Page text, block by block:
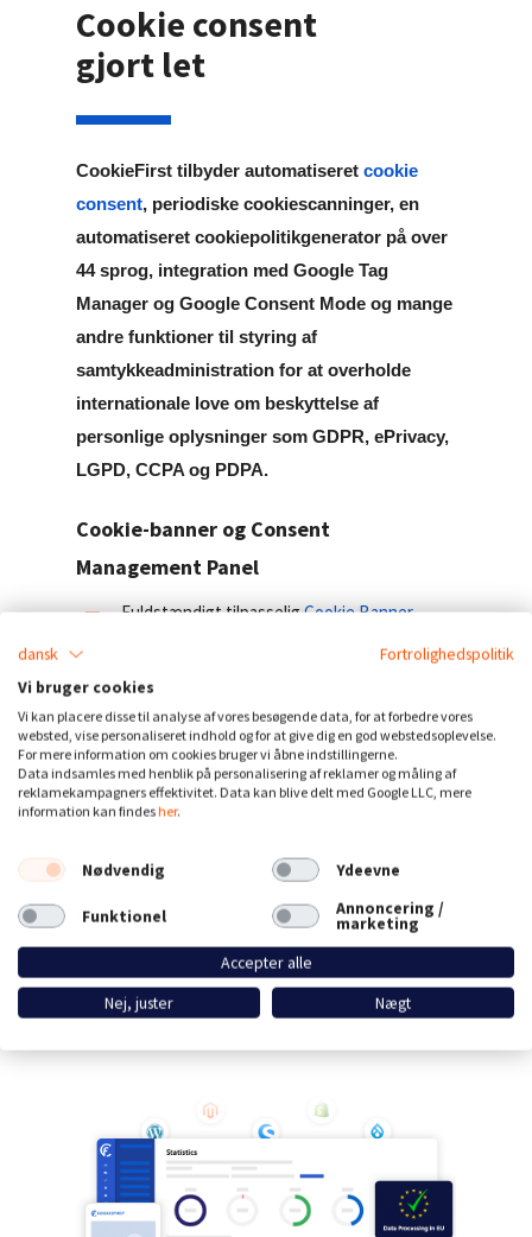
Cookie consent
gjort let
CookieFirst tilbyder automatiseretcookie
consent, periodiske cookiescanninger, en
automatiseret cookiepolitikgenerator på over
44 sprog, integration med Google Tag
Manager og Google Consent Mode og mange
andre funktioner til styring af
samtykkeadministration for at overholde
internationale love om beskyttelse af
personlige oplysninger som GDPR, ePrivacy,
LGPD, CCPA og PDPA.
Cookie-banner og Consent
Management Panel
Fuldstændigt tilpasseligCookie Banner
GDPR, LGPD
og
Administrer dine cookies og scripts fra
tredjeparter
Se samtykke-statistikker og optimer din opt-
in-rate
Start din gratis prøveperiode
dansk
Fortrolighedspolitik
Vi bruger cookies
Vi kan placere disse til analyse af vores besøgende data, for at forbedre vores
websted, vise personaliseret indhold og for at give dig en god webstedsoplevelse.
For mere information om cookies bruger vi åbne indstillingerne.
Data indsamles med henblik på personalisering af reklamer og måling af
reklamekampagners effektivitet. Data kan blive delt med Google LLC, mere
information kan findes her.
Nødvendig Ydeevne
Funktionel Annoncering /
marketing
Accepter alle
Nej, juster
Nægt